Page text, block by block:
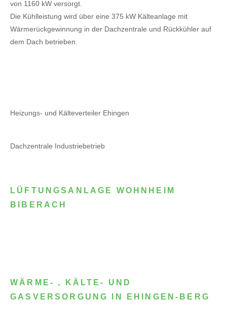
von 1160 kW versorgt.
Die Kühlleistung wird über eine 375 kW Kälteanlage mit
Wärmerückgewinnung in der Dachzentrale und Rückkühler auf
dem Dach betrieben.
Heizungs- und Kälteverteiler Ehingen
Dachzentrale Industriebetrieb
LÜFTUNGSANLAGE WOHNHEIM
BIBERACH
WÄRME- , KÄLTE- UND
GASVERSORGUNG IN EHINGEN-BERG